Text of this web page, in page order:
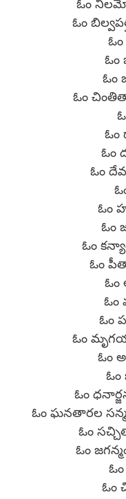
ఓం
ఓం
ఓం
ఓం
ఓం
ఓం
ఓం
ఓం
ఓం
ఓం
ఓం
ఓం
ఓం
ఓం
ఓం
ఓం
ఓం
ఓం
ఓం
ఓం ఘనతారల
ఓం
ఓం
ఓం